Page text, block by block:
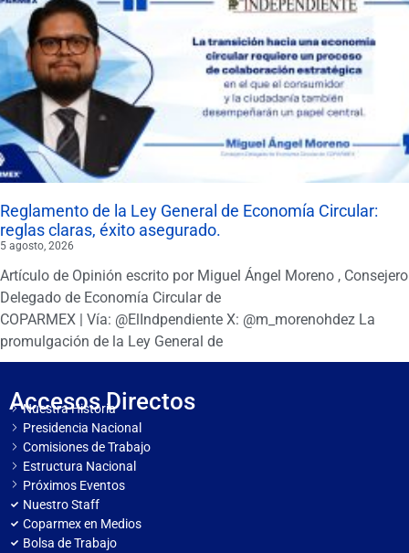
Reglamento de la Ley General de Economía Circular:
reglas claras, éxito asegurado.
5 agosto, 2026
Artículo de Opinión escrito por Miguel Ángel Moreno , Consejero
Delegado de Economía Circular de
COPARMEX | Vía: @ElIndpendiente X: @m_morenohdez La
promulgación de la Ley General de
Accesos Directos
Nuestra Historia
Presidencia Nacional
Comisiones de Trabajo
Estructura Nacional
Próximos Eventos
Nuestro Staff
Coparmex en Medios
Bolsa de Trabajo